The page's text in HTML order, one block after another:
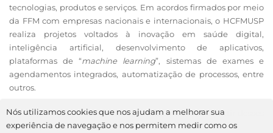
tecnologias, produtos e serviços. Em acordos firmados por meio
da FFM com empresas nacionais e internacionais, o HCFMUSP
realiza projetos voltados à inovação em saúde digital,
inteligência artificial, desenvolvimento de aplicativos,
plataformas de “machine learning”, sistemas de exames e
agendamentos integrados, automatização de processos, entre
outros.
Conheça os projetos em inovação desenvolvidos a partir desses
acordos,clique aqui.
Nós utilizamos cookies que nos ajudam a melhorar sua
experiência de navegação e nos permitem medir como os